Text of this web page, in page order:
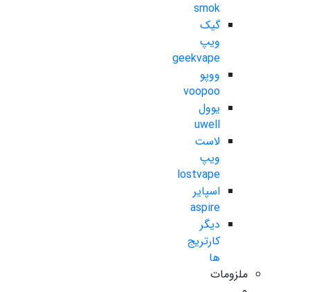
smok
گیک
ویپ
geekvape
ووپو
voopoo
یوول
uwell
لاست
ویپ
lostvape
اسپایر
aspire
دیگر
کارتریج
ها
ملزومات